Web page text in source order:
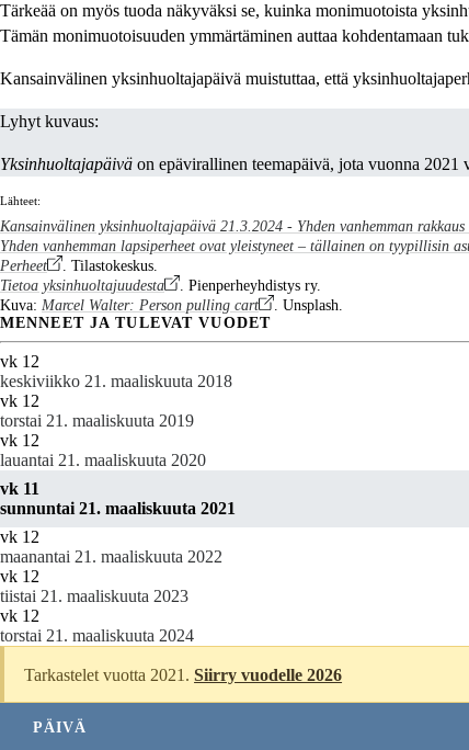
Tärkeää on myös tuoda näkyväksi se, kuinka monimuotoista
Tämän monimuotoisuuden ymmärtäminen auttaa kohdentamaan
Kansainvälinen yksinhuoltajapäivä muistuttaa, että
Lyhyt kuvaus:
Yksinhuoltajapäivä on epävirallinen teemapäivä, jota vuonna 2021
Lähteet:
Kansainvälinen yksinhuoltajapäivä 21.3.2024 - Yhden vanhemman
Yhden vanhemman lapsiperheet ovat yleistyneet – tällainen on tyypillisin
Perheet
. Tilastokeskus.
Tietoa yksinhuoltajuudesta
. Pienperheyhdistys ry.
Kuva: Marcel Walter: Person pulling cart . Unsplash.
MENNEET JA TULEVAT VUODET
vk 12
keskiviikko 21. maaliskuuta 2018
vk 12
torstai 21. maaliskuuta 2019
vk 12
lauantai 21. maaliskuuta 2020
vk 11
sunnuntai 21. maaliskuuta 2021
vk 12
maanantai 21. maaliskuuta 2022
vk 12
tiistai 21. maaliskuuta 2023
vk 12
torstai 21. maaliskuuta 2024
Tarkastelet vuotta 2021.Siirry vuodelle 2026
PÄIVÄ